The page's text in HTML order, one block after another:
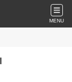
MENU